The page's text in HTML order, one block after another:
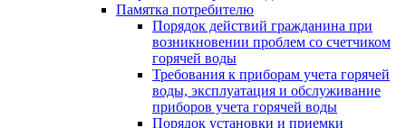
Памятка потребителю
Порядок действий гражданина при
возникновении проблем со счетчиком
горячей воды
Требования к приборам учета горячей
воды, эксплуатация и обслуживание
приборов учета горячей воды
Порядок установки и приемки